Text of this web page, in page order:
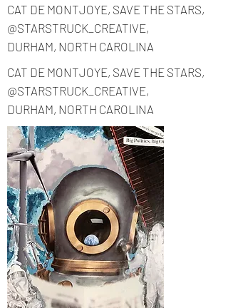
Масло на холсте
Коллекция: Мы едины
Исполнитель: Изабелл С.
Масло на холсте
CAT DE MONTJOYE, SAVE THE STARS,
@STARSTRUCK_CREATIVE,
DURHAM, NORTH CAROLINA
CAT DE MONTJOYE, SAVE THE STARS,
@STARSTRUCK_CREATIVE,
DURHAM, NORTH CAROLINA